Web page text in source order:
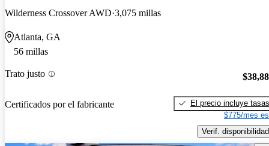
Wilderness Crossover AWD 3,075 millas
Atlanta, GA
56 millas
Trato justo
Certificados por el fabricante
El precio incluye tasas
$775/mes
Verif. disponibilidad